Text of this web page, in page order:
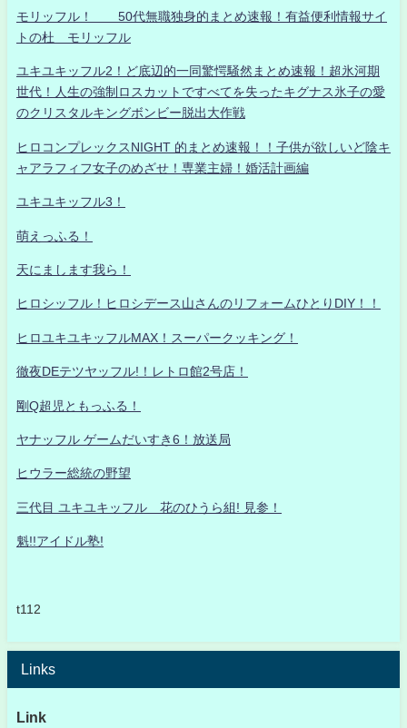
モリッフル！ 50代無職独身的まとめ速報！有益便利情報サイ
トの杜 モリッフル
ユキユキッフル2！ど底辺的一同驚愕騒然まとめ速報！超氷河期
世代！人生の強制ロスカットですべてを失ったキグナス氷子の愛
のクリスタルキングボンビー脱出大作戦
ヒロコンプレックスNIGHT 的まとめ速報！！子供が欲しいど陰キ
ャアラフィフ女子のめざせ！専業主婦！婚活計画編
ユキユキッフル3！
萌えっふる！
天にまします我ら！
ヒロシッフル！ヒロシデース山さんのリフォームひとりDIY！！
ヒロユキユキッフルMAX！スーパークッキング！
徹夜DEテツヤッフル!！レトロ館2号店！
剛Q超児ともっふる！
ヤナッフル ゲームだいすき6！放送局
ヒウラー総統の野望
三代目 ユキユキッフル 花のひうら組! 見参！
魁!!アイドル塾!
t112
Links
Link